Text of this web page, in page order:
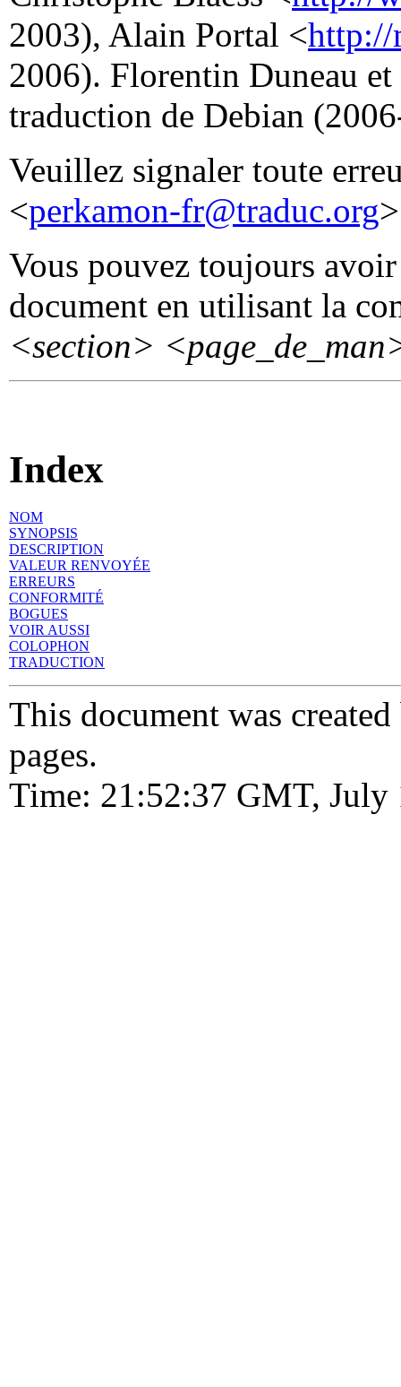
2003), Alain Portal <http://
2006). Florentin Duneau
traduction de Debian
Veuillez signaler toute
<perkamon-fr@traduc.org
Vous pouvez toujours
document en utilisant la
<section>
Index
NOM
SYNOPSIS
DESCRIPTION
VALEUR RENVOYÉE
ERREURS
CONFORMITÉ
BOGUES
VOIR AUSSI
COLOPHON
TRADUCTION
This document was
pages.
Time: 21:52:37 GMT, July